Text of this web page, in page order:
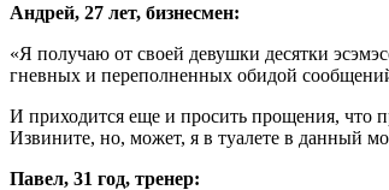
Андрей, 27 лет, бизнесмен:
«Я получаю от своей девушки десятки
гневных и переполненных обидой
И приходится еще и просить прощения, что
Извините, но, может, я в туалете в данный
Павел, 31 год, тренер: